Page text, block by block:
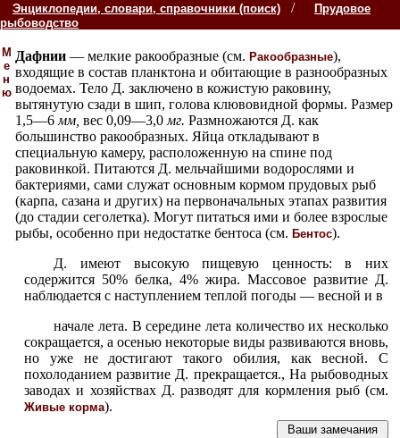
Энциклопедии, словари, справочники (поиск) /
Прудовое
рыбоводство
М
е
н
ю
Дафнии — мелкие ракообразные (см. Ракообразные),
входящие в состав планктона и обитающие в разнообразных
водоемах. Тело Д. заключено в кожистую раковину,
вытянутую сзади в шип, голова клювовидной формы. Размер
1,5—6 мм вес 0,09—3,0 мг. Размножаются Д. как
большинство ракообразных. Яйца откладывают в
специальную камеру, расположенную на спине под
раковинкой. Питаются Д. мельчайшими водорослями и
бактериями, сами служат основным кормом прудовых рыб
(карпа, сазана и других) на первоначальных этапах развития
(до стадии сеголетка). Могут питаться ими и более взрослые
рыбы, особенно при недостатке бентоса (см. Бентос).
Д. имеют высокую пищевую ценность: в них
содержится 50% белка, 4% жира. Массовое развитие Д.
наблюдается с наступлением теплой погоды — весной и в
начале лета. В середине лета количество их несколько
сокращается, а осенью некоторые виды развиваются вновь,
но уже не достигают такого обилия, как весной. С
похолоданием развитие Д. прекращается., На рыбоводных
заводах и хозяйствах Д. разводят для кормления рыб (см.
Живые корма).